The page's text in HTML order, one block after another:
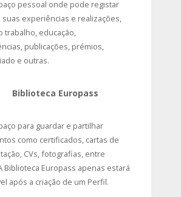
pessoal onde pode registar
suas experiências e realizações,
trabalho, educação,
publicações, prémios,
e outras.
Biblioteca Europass
para guardar e partilhar
como certificados, cartas de
CVs, fotografias, entre
Biblioteca Europass apenas estará
após a criação de um Perfil.